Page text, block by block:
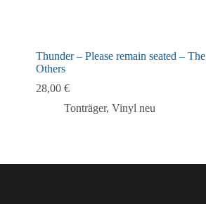
Thunder – Please remain seated – The
Others
28,00 €
Tonträger, Vinyl neu